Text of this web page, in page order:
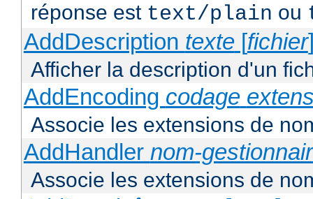
réponse est text/plain ou
AddDescription texte [fichier
Afficher la description d'un
AddEncoding codage
Associe les extensions de
AddHandler nom-
Associe les extensions de